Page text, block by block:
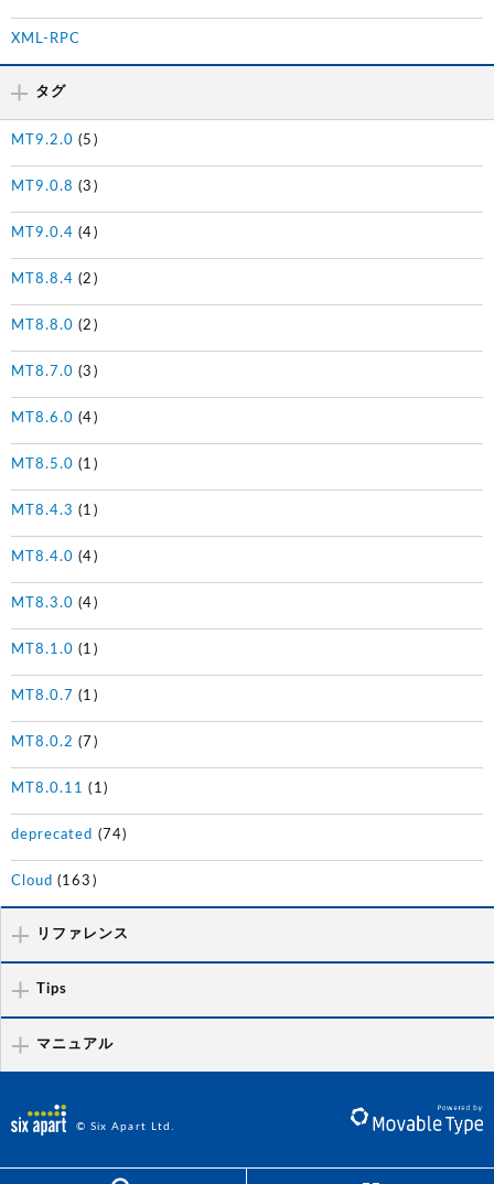
XML-RPC
タグ
MT9.2.0 (5)
MT9.0.8 (3)
MT9.0.4 (4)
MT8.8.4 (2)
MT8.8.0 (2)
MT8.7.0 (3)
MT8.6.0 (4)
MT8.5.0 (1)
MT8.4.3 (1)
MT8.4.0 (4)
MT8.3.0 (4)
MT8.1.0 (1)
MT8.0.7 (1)
MT8.0.2 (7)
MT8.0.11 (1)
deprecated (74)
Cloud (163)
リファレンス
Tips
マニュアル
© Six Apart Ltd.